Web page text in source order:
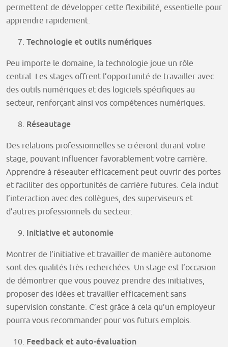
permettent de développer cette flexibilité, essentielle pour
apprendre rapidement.
Technologie et outils numériques
Peu importe le domaine, la technologie joue un rôle
central. Les stages offrent l’opportunité de travailler avec
des outils numériques et des logiciels spécifiques au
secteur, renforçant ainsi vos compétences numériques.
Réseautage
Des relations professionnelles se créeront durant votre
stage, pouvant influencer favorablement votre carrière.
Apprendre à réseauter efficacement peut ouvrir des portes
et faciliter des opportunités de carrière futures. Cela inclut
l’interaction avec des collègues, des superviseurs et
d’autres professionnels du secteur.
Initiative et autonomie
Montrer de l’initiative et travailler de manière autonome
sont des qualités très recherchées. Un stage est l’occasion
de démontrer que vous pouvez prendre des initiatives,
proposer des idées et travailler efficacement sans
supervision constante. C’est grâce à cela qu’un employeur
pourra vous recommander pour vos futurs emplois.
Feedback et auto-évaluation